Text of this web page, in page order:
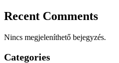
Recent Comments
Nincs megjeleníthető bejegyzés.
Categories